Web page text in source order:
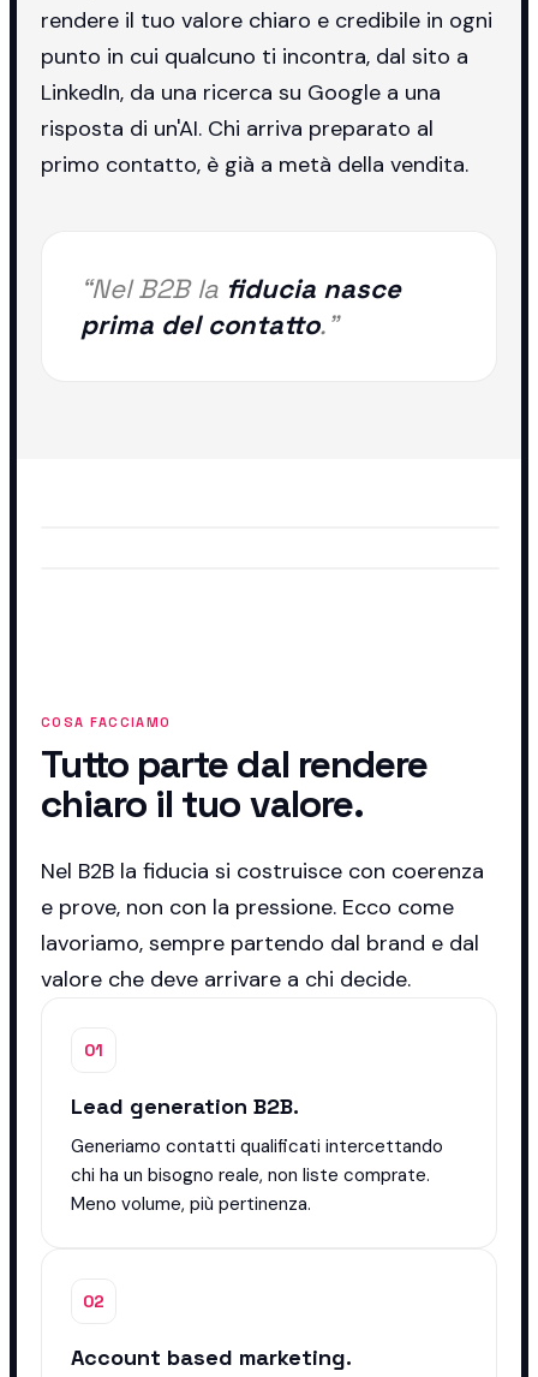
rendere il tuo valore chiaro e credibile in ogni
punto in cui qualcuno ti incontra, dal sito a
LinkedIn, da una ricerca su Google a una
risposta di un'AI. Chi arriva preparato al
primo contatto, è già a metà della vendita.
“Nel B2B la fiducia nasce
prima del contatto.”
COSA FACCIAMO
Tutto parte dal rendere
chiaro il tuo valore.
Nel B2B la fiducia si costruisce con coerenza
e prove, non con la pressione. Ecco come
lavoriamo, sempre partendo dal brand e dal
valore che deve arrivare a chi decide.
01
Lead generation B2B.
Generiamo contatti qualificati intercettando
chi ha un bisogno reale, non liste comprate.
Meno volume, più pertinenza.
02
Account based marketing.